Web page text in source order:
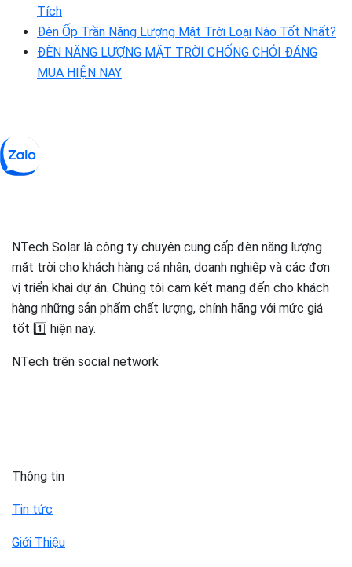
Tích
Đèn Ốp Trần Năng Lượng Mặt Trời Loại Nào Tốt Nhất?
ĐÈN NĂNG LƯỢNG MẶT TRỜI CHỐNG CHÓI ĐÁNG
MUA HIỆN NAY
NTech Solar là công ty chuyên cung cấp đèn năng lượng
mặt trời cho khách hàng cá nhân, doanh nghiệp và các đơn
vị triển khai dự án. Chúng tôi cam kết mang đến cho khách
hàng những sản phẩm chất lượng, chính hãng với mức giá
tốt 1️⃣ hiện nay.
NTech trên social network
Thông tin
Tin tức
Giới Thiệu